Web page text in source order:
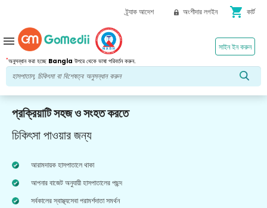
ট্র্যাক আদেশ অংশীদার লগইন shopping_cart কার্ট
*অনুসন্ধান করা হচ্ছে Bangla উপরে থেকে ভাষা পরিবর্তন করুন.
সাইন ইন করুন
menu
প্রক্রিয়াটি সহজ ও সংহত করতে
চিকিৎসা পাওয়ার জন্য
আরামদায়ক হাসপাতালে থাকা
আপনার বাজেট অনুযায়ী হাসপাতালের পছন্দ
সর্বকালের স্বাস্থ্যসেবা পরামর্শদাতা সমর্থন